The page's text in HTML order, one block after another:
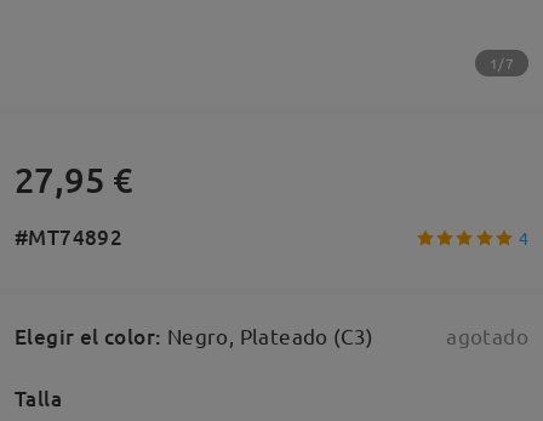
1/7
27,95 €
#MT74892 4
Elegir el color: Negro, Plateado (C3) agotado
Talla